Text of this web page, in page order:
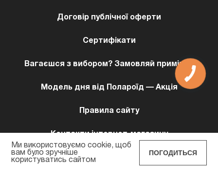
Договір публічної оферти
Сертифікати
Вагаєшся з вибором? Замовляй примірку!
Модель дня від Полароїд — Акція
Правила сайту
Контакти інтернет-магазину
POLAROID EYEWEAR © 2026 Всi права захищенi
Ми використовуємо cookie, щоб
вам було зручніше
користуватись сайтом
ПОГОДИТЬСЯ